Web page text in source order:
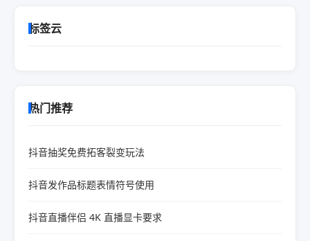
标签云
热门推荐
抖音抽奖免费拓客裂变玩法
抖音发作品标题表情符号使用
抖音直播伴侣 4K 直播显卡要求